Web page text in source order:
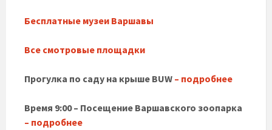
Бесплатные музеи Варшавы
Все смотровые площадки
Прогулка по саду на крыше BUW – подробнее
Время 9:00 – Посещение Варшавского зоопарка
– подробнее